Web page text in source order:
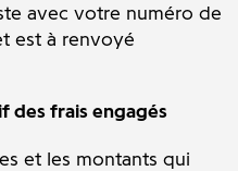
avec votre numéro de
est à renvoyé
des frais engagés
et les montants qui